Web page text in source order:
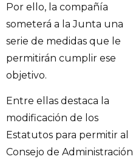
Por ello, la compañía
someterá a la Junta una
serie de medidas que le
permitirán cumplir ese
objetivo.
Entre ellas destaca la
modificación de los
Estatutos para permitir al
Consejo de Administración